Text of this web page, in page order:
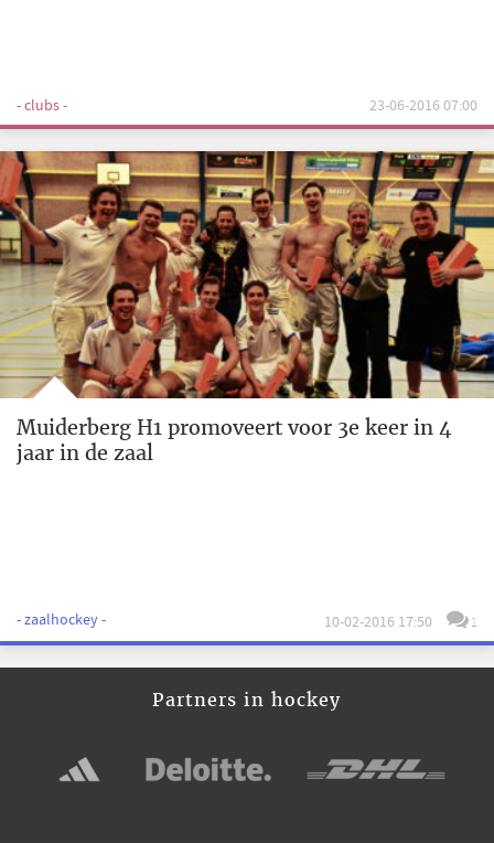
- clubs - 23-06-2016 07:00
Muiderberg H1 promoveert voor 3e keer in 4
jaar in de zaal
- zaalhockey - 10-02-2016 17:50 1
Partners in hockey